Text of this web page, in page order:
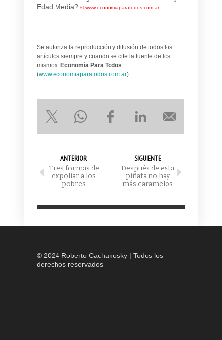
Edad Media? ©www.economiaparatodos.com.ar
Se autoriza la reproducción y difusión de todos los
artículos siempre y cuando se cite la fuente de los
mismos: Economía Para Todos
(www.economiaparatodos.com.ar)
ANTERIOR
Tres formas de
expoliar a los
pobres
SIGUIENTE
Después de esta
piñata no hay
más caramelos
© 2024 Roberto Cachanosky | Todos los
derechos reservados